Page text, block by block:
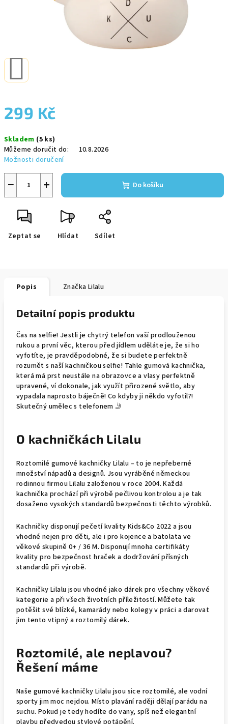
299 Kč
cena:
Skladem (5 ks)
Můžeme doručit do:
10.8.2026
Možnosti doručení
+
− Do košíku
Zeptat se Hlídat Sdílet
Popis Značka Lilalu
Detailní popis produktu
Čas na selfie! Jestli je chytrý telefon vaší prodlouženou
rukou a první věc, kterou před jídlem uděláte je, že si ho
vyfotíte, je pravděpodobné, že si budete perfektně
rozumět s naší kachničkou selfie! Tahle gumová kachnička,
která má prst neustále na obrazovce a vlasy perfektně
upravené, ví dokonale, jak využít přirozené světlo, aby
vypadala naprosto báječně! Co kdyby ji někdo vyfotil?!
Skutečný umělec s telefonem 🤳
O kachničkách Lilalu
Roztomilé gumové kachničky Lilalu – to je nepřeberné
množství nápadů a designů. Jsou vyráběné německou
rodinnou firmou Lilalu založenou v roce 2004. Každá
kachnička prochází při výrobě pečlivou kontrolou a je tak
dosaženo vysokých standardů bezpečnosti těchto výrobků.
Kachničky disponují pečetí kvality Kids&Co 2022 a jsou
vhodné nejen pro děti, ale i pro kojence a batolata ve
věkové skupině 0+ / 36 M. Disponují mnoha certifikáty
kvality pro bezpečnost hraček a dodržování přísných
standardů při výrobě.
Kachničky Lilalu jsou vhodné jako dárek pro všechny věkové
kategorie a při všech životních příležitostí. Můžete tak
potěšit své blízké, kamarády nebo kolegy v práci a darovat
jim tento vtipný a roztomilý dárek.
Roztomilé, ale neplavou?
Řešení máme
Naše gumové kachničky Lilalu jsou sice roztomilé, ale vodní
sporty jim moc nejdou. Místo plavání raději dělají parádu na
suchu. Pokud je tedy hodíte do vany, spíš než elegantní
plavbu předvedou stylové potápění.